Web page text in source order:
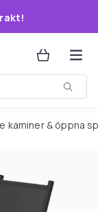
kaminer & öppna